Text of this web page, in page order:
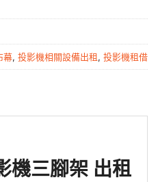
幕, 投影機相關設備出租, 投影機租借
機三腳架 出租